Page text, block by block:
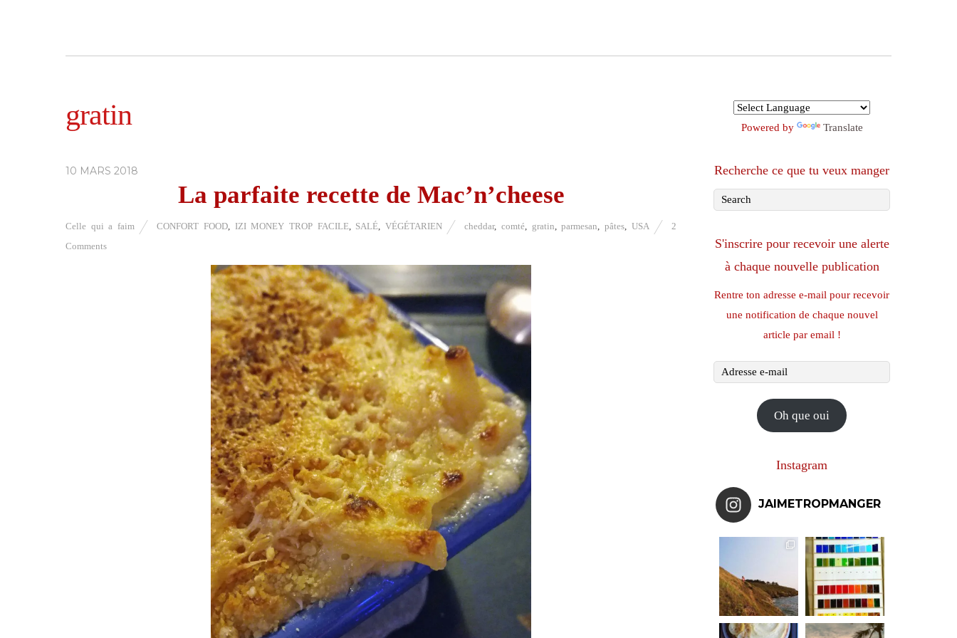
gratin
10 MARS 2018
La parfaite recette de Mac’n’cheese
Celle qui a faim CONFORT FOOD, IZI MONEY TROP FACILE, SALÉ, VÉGÉTARIEN cheddar,comté, gratin,parmesan, pâtes, USA
2
Comments
Powered by Translate
Recherche ce que tu veux manger
S'inscrire pour recevoir une alerte
à chaque nouvelle publication
Rentre ton adresse e-mail pour recevoir
une notification de chaque nouvel
article par email !
Adresse
Oh que oui
Instagram
JAIMETROPMANGER